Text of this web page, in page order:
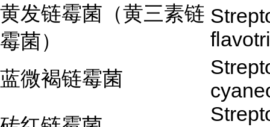
黄发链霉菌（黄三素链
霉菌）
蓝微褐链霉菌